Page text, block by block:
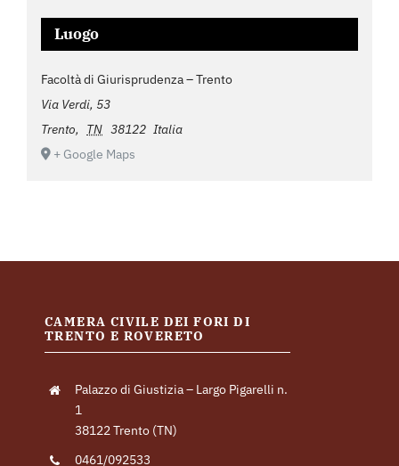
Luogo
Facoltà di Giurisprudenza – Trento
Via Verdi, 53
Trento, TN 38122 Italia
+ Google Maps
CAMERA CIVILE DEI FORI DI
TRENTO E ROVERETO
Palazzo di Giustizia – Largo Pigarelli n.
1
38122 Trento (TN)
0461/092533